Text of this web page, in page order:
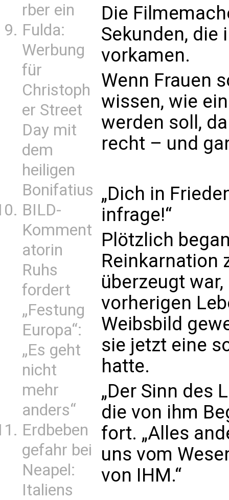
rber ein
Fulda:
Werbung
für
Christoph
er Street
Day mit
dem
heiligen
Bonifatius
BILD-
Komment
atorin
Ruhs
fordert
„Festung
Europa“:
„Es geht
nicht
mehr
anders“
Erdbeben
gefahr bei
Neapel:
Italiens
Die
Sekunden, die
vorkamen.
Wenn Frauen
wissen, wie
werden soll,
recht – und
„Dich in
infrage!“
Plötzlich
Reinkarnation
überzeugt
vorherigen
Weibsbild
sie jetzt eine
hatte.
„Der Sinn des
die von ihm
fort. „Alles
uns vom
von IHM.“